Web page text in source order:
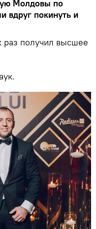
Молдовы по
вдруг покинуть и
получил высшее